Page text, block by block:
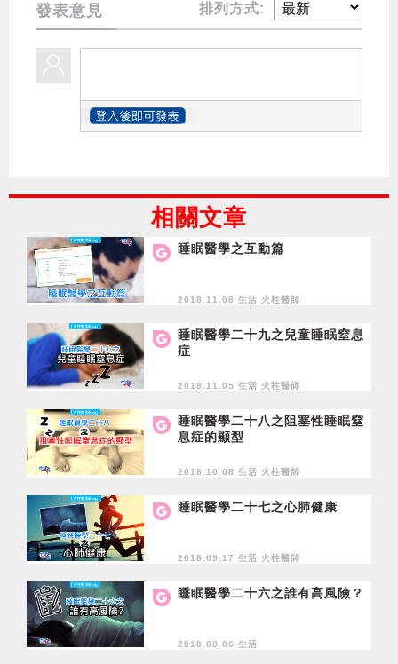
發表意見 排列方式:
相關文章
睡眠醫學之互動篇
2018.11.08 生活 火柱醫師
睡眠醫學二十九之兒童睡眠窒息
症
2018.11.05 生活 火柱醫師
睡眠醫學二十八之阻塞性睡眠窒
息症的顯型
2018.10.08 生活 火柱醫師
睡眠醫學二十七之心肺健康
2018.09.17 生活 火柱醫師
睡眠醫學二十六之誰有高風險？
2018.08.06 生活